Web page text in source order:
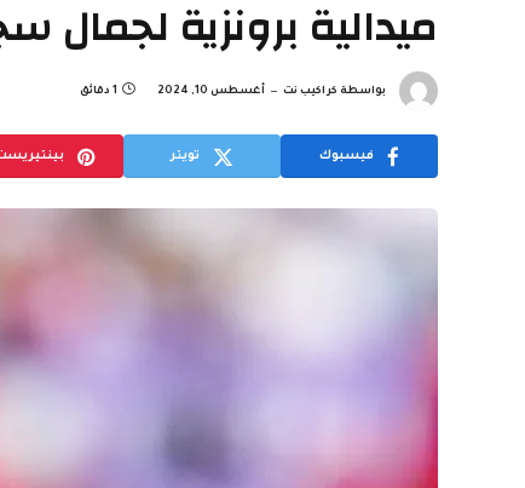
ميدالية برونزية لجمال
بواسطة كراكيب نت أغسطس 10, 2024 1 دقائق
فيسبوك تويتر